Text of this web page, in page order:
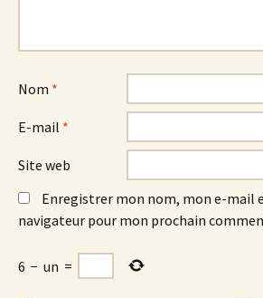
Nom *
E-mail *
Site web
Enregistrer mon nom, mon e-mail
navigateur pour mon prochain
6 − un =